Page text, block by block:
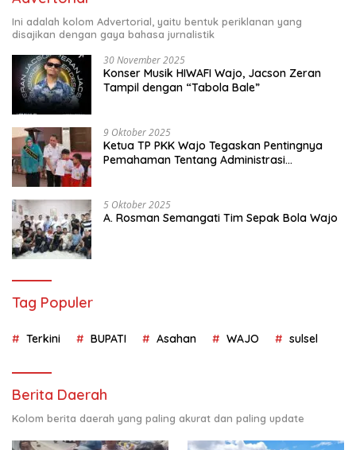
Ini adalah kolom Advertorial, yaitu bentuk periklanan yang
disajikan dengan gaya bahasa jurnalistik
30 November 2025
Konser Musik HIWAFI Wajo, Jacson Zeran
Tampil dengan “Tabola Bale”
9 Oktober 2025
Ketua TP PKK Wajo Tegaskan Pentingnya
Pemahaman Tentang Administrasi
5 Oktober 2025
A. Rosman Semangati Tim Sepak Bola Wajo
Tag Populer
Terkini BUPATI Asahan WAJO sulsel
Berita Daerah
Kolom berita daerah yang paling akurat dan paling update